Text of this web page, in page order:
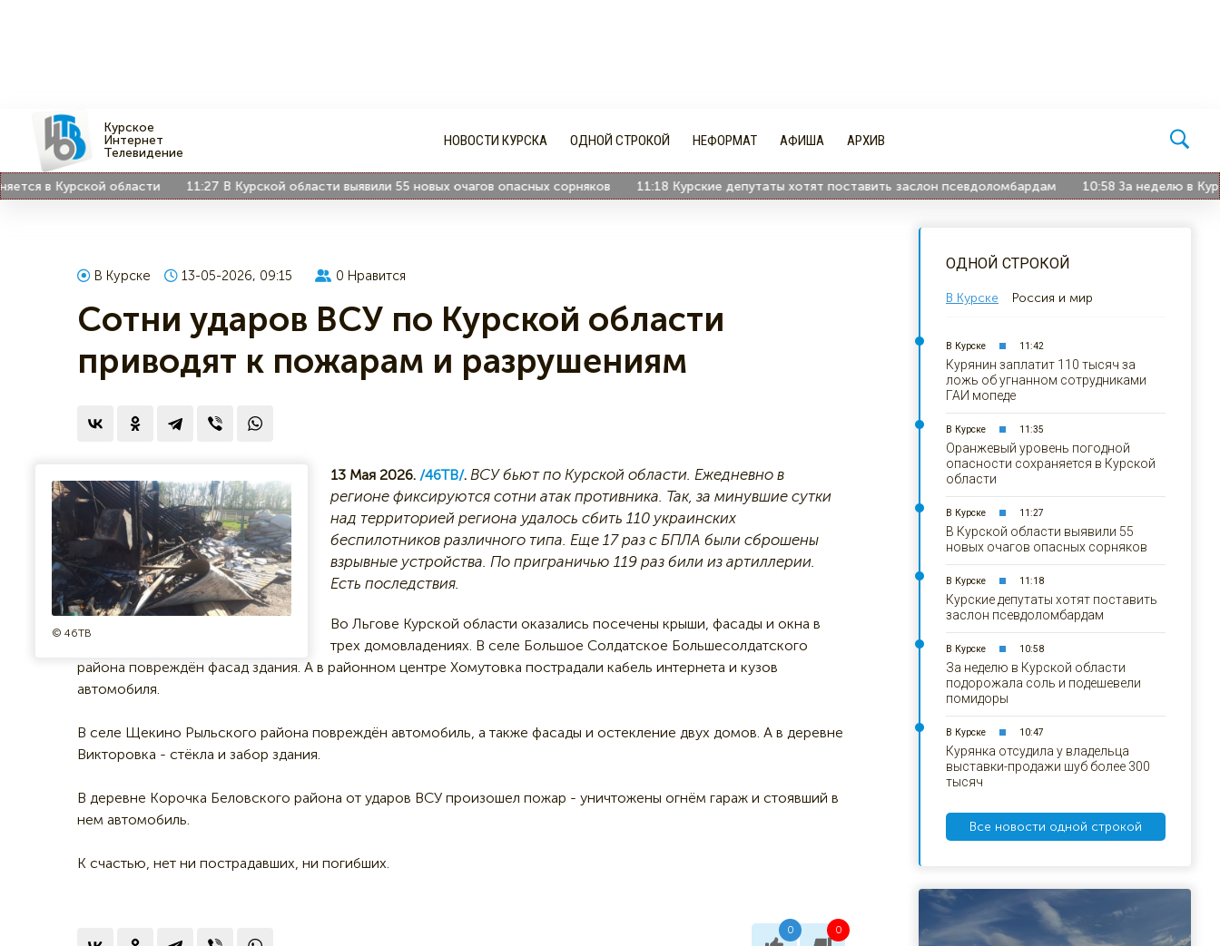
Курское
Интернет
Телевидение
НОВОСТИ КУРСКА ОДНОЙ СТРОКОЙ НЕФОРМАТ АФИША АРХИВ
в Курской области 11:27 В Курской области выявили 55 новых очагов опасных сорняков 11:18 Курские депутаты хотят поставить заслон псевдоломбардам 10:58 За неделю в
В Курске 13-05-2026, 09:15 0 Нравится
Сотни ударов ВСУ по Курской области
приводят к пожарам и разрушениям
© 46ТВ
13 Мая 2026. /46ТВ/. ВСУ бьют по Курской области. Ежедневно в
регионе фиксируются сотни атак противника. Так, за минувшие сутки
над территорией региона удалось сбить 110 украинских
беспилотников различного типа. Еще 17 раз с БПЛА были сброшены
взрывные устройства. По приграничью 119 раз били из артиллерии.
Есть последствия.
Во Льгове Курской области оказались посечены крыши, фасады и окна в
трех домовладениях. В селе Большое Солдатское Большесолдатского
района повреждён фасад здания. А в районном центре Хомутовка пострадали кабель интернета и кузов
автомобиля.
В селе Щекино Рыльского района повреждён автомобиль, а также фасады и остекление двух домов. А в деревне
Викторовка - стёкла и забор здания.
В деревне Корочка Беловского района от ударов ВСУ произошел пожар - уничтожены огнём гараж и стоявший в
нем автомобиль.
К счастью, нет ни пострадавших, ни погибших.
0 0
ОДНОЙ СТРОКОЙ
В Курске Россия и мир
В Курске 11:42
Курянин заплатит 110 тысяч за
ложь об угнанном сотрудниками
ГАИ мопеде
В Курске 11:35
Оранжевый уровень погодной
опасности сохраняется в Курской
области
В Курске 11:27
В Курской области выявили 55
новых очагов опасных сорняков
В Курске 11:18
Курские депутаты хотят поставить
заслон псевдоломбардам
В Курске 10:58
За неделю в Курской области
подорожала соль и подешевели
помидоры
В Курске 10:47
Курянка отсудила у владельца
выставки-продажи шуб более 300
тысяч
Все новости одной строкой